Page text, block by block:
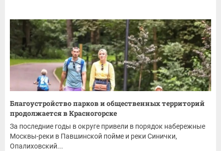
Благоустройство парков и общественных территорий
продолжается в Красногорске
За последние годы в округе привели в порядок набережные
Москвы-реки в Павшинской пойме и реки Синички,
Опалиховский...